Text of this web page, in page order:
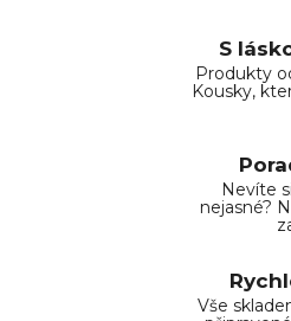
S
Produkty
Kousky,
Nevíte
nejasné?
Vše